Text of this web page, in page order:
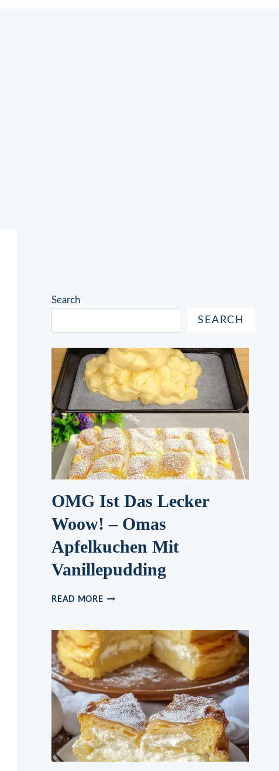
Search
SEARCH
OMG Ist Das Lecker
Woow! – Omas
Apfelkuchen Mit
Vanillepudding
READ MOREOMG
LECKER
WOOW!
–
OMAS
APFELKUCHEN
MIT
VANILLEPUDDING